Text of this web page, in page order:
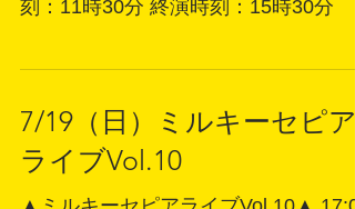
会
▲BBセッション大会▲ 参加費：5,000
刻：11時30分 終演時刻：15時30分